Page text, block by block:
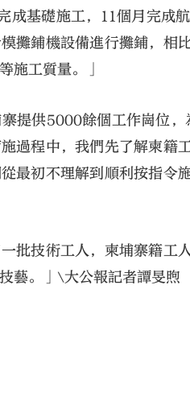
成基礎施工，11個月完成
攤鋪機設備進行攤鋪，相
施工質量。」
提供5000餘個工作崗位
過程中，我們先了解柬籍
最初不理解到順利按指令
批技術工人，柬埔寨籍工
藝。」\大公報記者譚旻煦